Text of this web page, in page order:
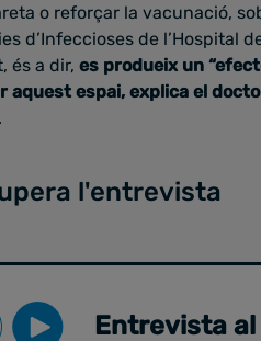
o reforçar la vacunació,
d’Infeccioses de l’Hospital
és a dir, es produeix un
aquest espai, explica el
l'entrevista
Entrevista